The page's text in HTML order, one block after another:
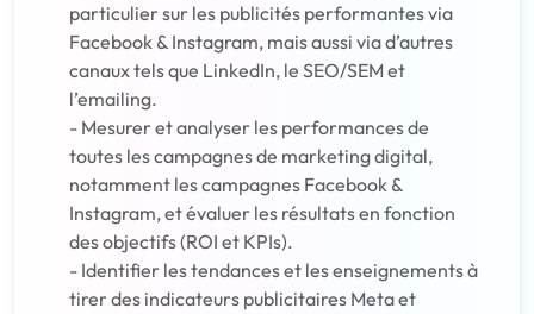
particulier sur les publicités performantes via
Facebook & Instagram, mais aussi via d’autres
canaux tels que LinkedIn, le SEO/SEM et
l’emailing.
- Mesurer et analyser les performances de
toutes les campagnes de marketing digital,
notamment les campagnes Facebook &
Instagram, et évaluer les résultats en fonction
des objectifs (ROI et KPIs).
- Identifier les tendances et les enseignements à
tirer des indicateurs publicitaires Meta et